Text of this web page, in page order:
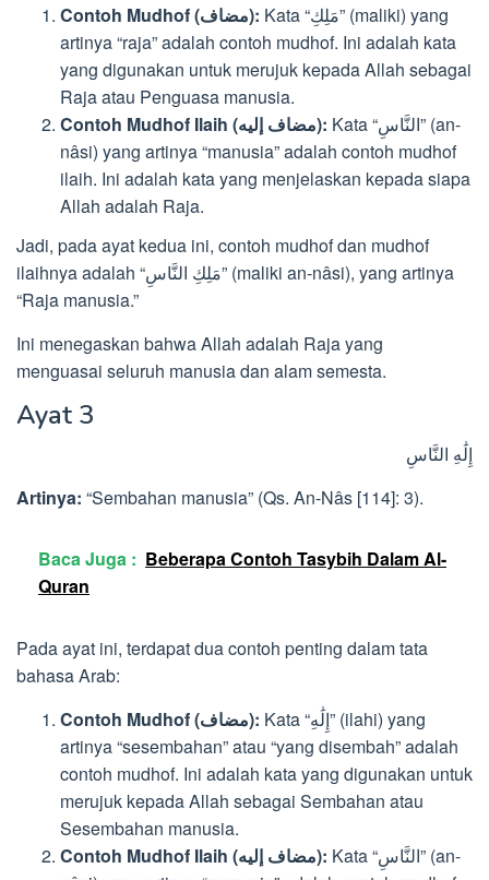
Contoh Mudhof (مضاف): Kata “مَلِكِ” (maliki) yang
artinya “raja” adalah contoh mudhof. Ini adalah kata
yang digunakan untuk merujuk kepada Allah sebagai
Raja atau Penguasa manusia.
Contoh Mudhof Ilaih (مضاف إليه): Kata “النَّاسِ” (an-
nâsi) yang artinya “manusia” adalah contoh mudhof
ilaih. Ini adalah kata yang menjelaskan kepada siapa
Allah adalah Raja.
Jadi, pada ayat kedua ini, contoh mudhof dan mudhof
ilaihnya adalah “مَلِكِ النَّاسِ” (maliki an-nâsi), yang artinya
“Raja manusia.”
Ini menegaskan bahwa Allah adalah Raja yang
menguasai seluruh manusia dan alam semesta.
Ayat 3
إِلَٰهِ النَّاسِ
Artinya: “Sembahan manusia” (Qs. An-Nâs [114]: 3).
Baca Juga : Beberapa Contoh Tasybih Dalam Al-
Quran
Pada ayat ini, terdapat dua contoh penting dalam tata
bahasa Arab:
Contoh Mudhof (مضاف): Kata “إِلَٰهِ” (ilahi) yang
artinya “sesembahan” atau “yang disembah” adalah
contoh mudhof. Ini adalah kata yang digunakan untuk
merujuk kepada Allah sebagai Sembahan atau
Sesembahan manusia.
Contoh Mudhof Ilaih (مضاف إليه): Kata “النَّاسِ” (an-